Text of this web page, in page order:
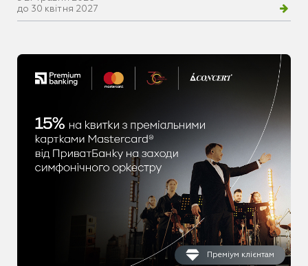
до 30 квітня 2027
Преміум клієнтам